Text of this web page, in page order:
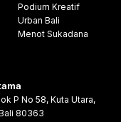
Podium Kreatif
Urban Bali
Menot Sukadana
P No 58, Kuta Utara,
80363